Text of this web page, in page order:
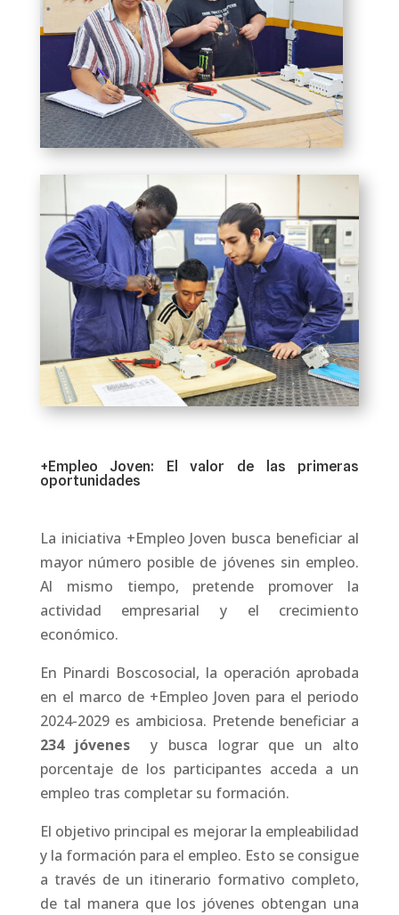
+Empleo Joven: El valor de las primeras
oportunidades
La iniciativa +Empleo Joven busca beneficiar al
mayor número posible de jóvenes sin empleo.
Al mismo tiempo, pretende promover la
actividad empresarial y el crecimiento
económico.
En Pinardi Boscosocial, la operación aprobada
en el marco de +Empleo Joven para el periodo
2024-2029 es ambiciosa. Pretende beneficiar a
234 jóvenes y busca lograr que un alto
porcentaje de los participantes acceda a un
empleo tras completar su formación.
El objetivo principal es mejorar la empleabilidad
y la formación para el empleo. Esto se consigue
a través de un itinerario formativo completo,
de tal manera que los jóvenes obtengan una